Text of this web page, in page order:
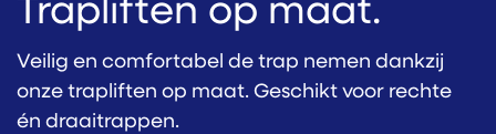
Trapliften op maat.
Veilig en comfortabel de trap nemen dankzij
onze trapliften op maat. Geschikt voor rechte
én draaitrappen.